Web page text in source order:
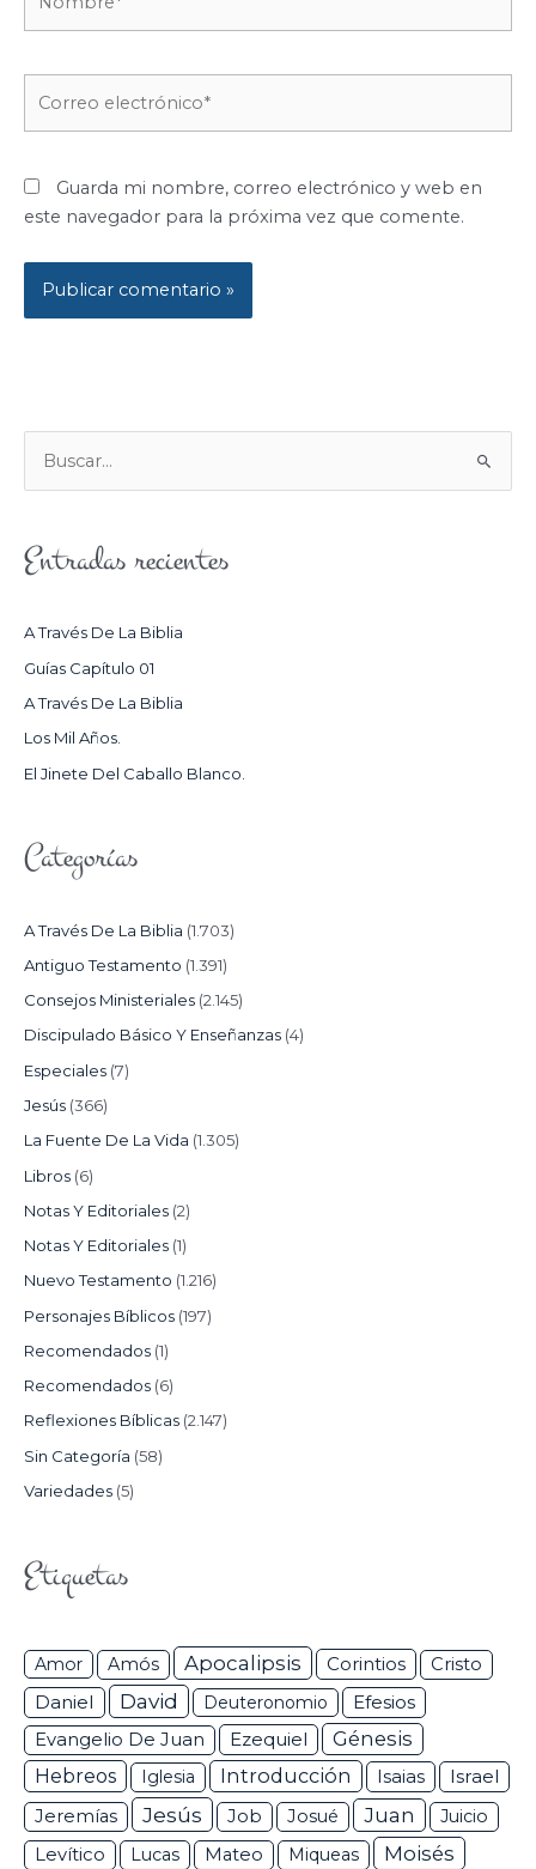
electrónico*
Guarda mi nombre, correo electrónico y web en
este navegador para la próxima vez que comente.
U
C
R
:
Entradas recientes
A Través De La Biblia
Guías Capítulo 01
A Través De La Biblia
Los Mil Años.
El Jinete Del Caballo Blanco.
Categorías
A Través De La Biblia (1.703)
Antiguo Testamento (1.391)
Consejos Ministeriales (2.145)
Discipulado Básico Y Enseñanzas (4)
Especiales (7)
Jesús (366)
La Fuente De La Vida (1.305)
Libros (6)
Notas Y Editoriales (2)
Notas Y Editoriales (1)
Nuevo Testamento (1.216)
Personajes Bíblicos (197)
Recomendados (1)
Recomendados (6)
Reflexiones Bíblicas (2.147)
Sin Categoría (58)
Variedades (5)
Etiquetas
Amor Amós Apocalipsis Corintios Cristo
Daniel David Deuteronomio Efesios
Evangelio De Juan Ezequiel
Génesis
Hebreos
Iglesia Introducción Isaias Israel
Jeremías Jesús Job Josué Juan
Juicio
Levítico
Lucas Mateo Miqueas Moisés